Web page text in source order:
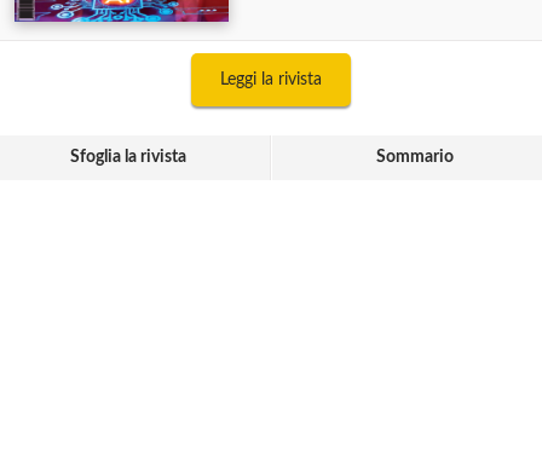
Leggi la rivista
Sfoglia la rivista Sommario